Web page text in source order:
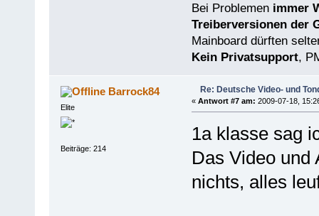
Bei Problemen immer
Treiberversionen der
Mainboard dürften
Kein Privatsupport,
Barrock84
Elite
Beiträge: 214
Re: Deutsche Video- und
« Antwort #7 am: 2009-07-18,
1a klasse sag
Das Video und
nichts, alles